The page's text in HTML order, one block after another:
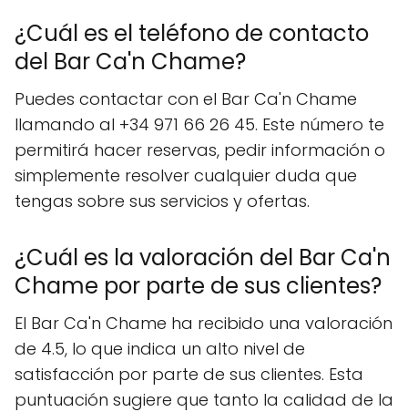
¿Cuál es el teléfono de contacto
del Bar Ca'n Chame?
Puedes contactar con el Bar Ca'n Chame
llamando al +34 971 66 26 45. Este número te
permitirá hacer reservas, pedir información o
simplemente resolver cualquier duda que
tengas sobre sus servicios y ofertas.
¿Cuál es la valoración del Bar Ca'n
Chame por parte de sus clientes?
El Bar Ca'n Chame ha recibido una valoración
de 4.5, lo que indica un alto nivel de
satisfacción por parte de sus clientes. Esta
puntuación sugiere que tanto la calidad de la